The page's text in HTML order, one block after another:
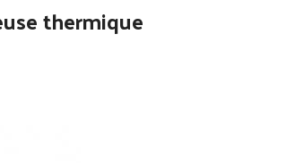
thermique